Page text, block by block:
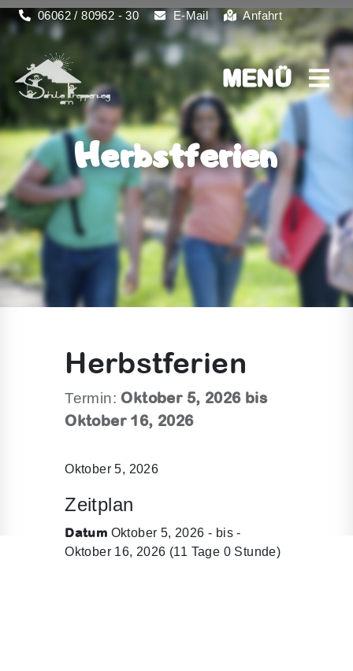
06062 / 80962 - 30 E-Mail Anfahrt
MENÜ
MENÜ
Herbstferien
Herbstferien
Termin: Oktober 5, 2026 bis
Oktober 16, 2026
Oktober 5, 2026
Zeitplan
Datum Oktober 5, 2026 - bis -
Oktober 16, 2026 (11 Tage 0 Stunde)